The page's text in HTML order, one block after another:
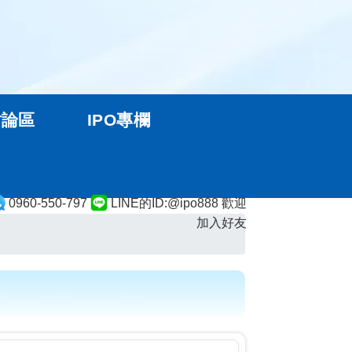
0960-550-797
LINE的ID:@ipo888 歡迎
加入好友
區 IPO專欄